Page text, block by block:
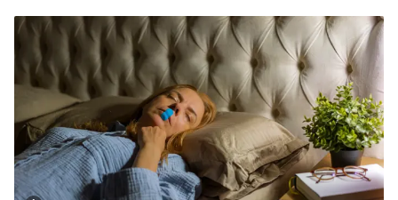
Životní styl
ZÁBAVA
Všechny kategorie
Testy a kvízy
BYDLENÍ
Všechny kategorie
Tvoření
Rady a tipy
BurdaMedia
Extra
SVĚT ŽENY - 599 KČ
ROČNÍ PŘEDPLATNÉ SVĚT ŽENY +